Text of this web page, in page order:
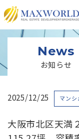
News
お知らせ
2025/12/25 マンシ
大阪市北区天満